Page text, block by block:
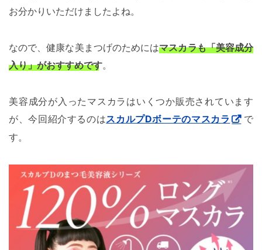
お分かりいただけましたよね。
なので、健康な美まつげのためにはマスカラも「美容成分
入り」がおすすめです。
美容成分が入ったマスカラはいくつか販売されています
が、今回紹介するのはスカルプDボーテのマスカラ
で
す。